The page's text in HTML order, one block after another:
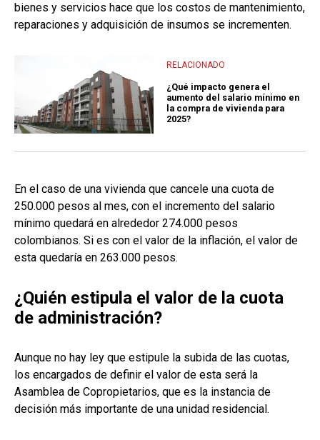
bienes y servicios hace que los costos de mantenimiento,
reparaciones y adquisición de insumos se incrementen.
RELACIONADO
¿Qué impacto genera el
aumento del salario mínimo en
la compra de vivienda para
2025?
En el caso de una vivienda que cancele una cuota de
250.000 pesos al mes, con el incremento del salario
mínimo quedará en alrededor 274.000 pesos
colombianos. Si es con el valor de la inflación, el valor de
esta quedaría en 263.000 pesos.
¿Quién estipula el valor de la cuota
de administración?
Aunque no hay ley que estipule la subida de las cuotas,
los encargados de definir el valor de esta será la
Asamblea de Copropietarios, que es la instancia de
decisión más importante de una unidad residencial.